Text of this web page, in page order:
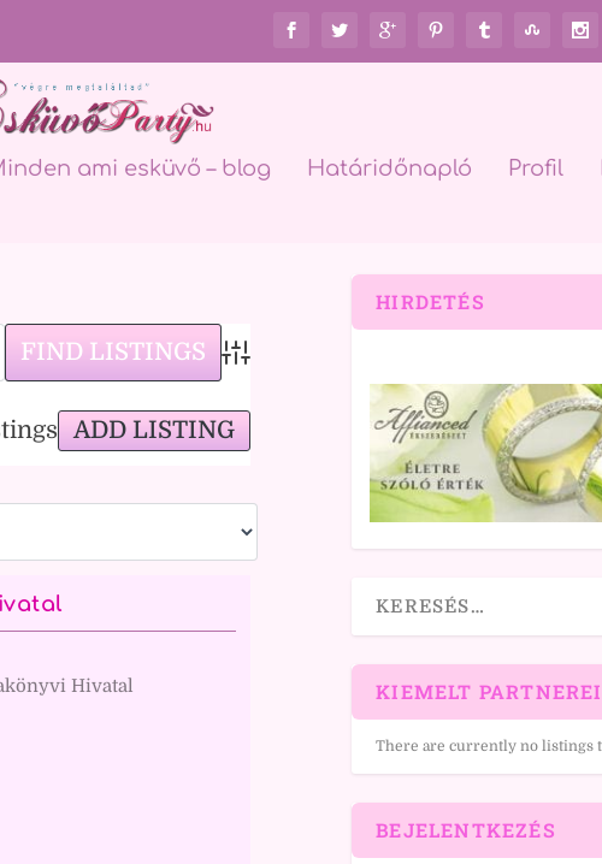
ami esküvő – blog Határidőnapló Profil
Advanced Search
ADD LISTING
Hivatal
HIRDETÉS
KIEMELT
There are currently no listings
BEJELENTKEZÉS